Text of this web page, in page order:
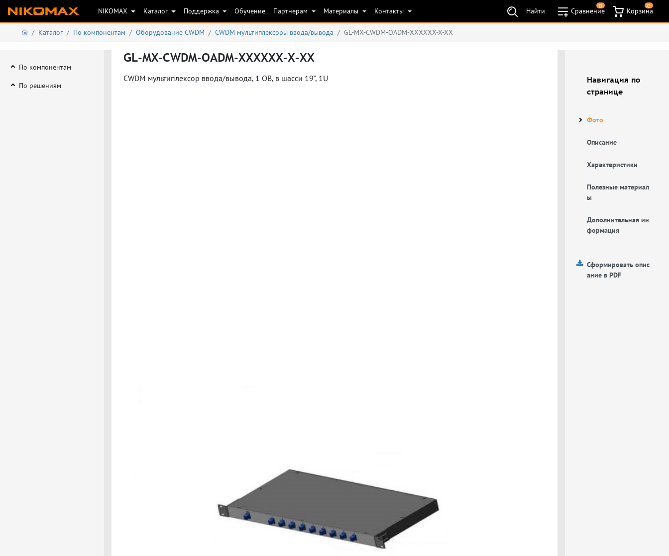
NIKOMAX Каталог Поддержка Обучение Партнерам Материалы Контакты Найти Сравнение
0
Корзина
0
Каталог По компонентам Оборудование CWDM CWDM мультиплексоры ввода/вывода GL-MX-CWDM-OADM-ХХХХХХ-Х-ХХ
По компонентам
По решениям
GL-MX-CWDM-OADM-ХХХХХХ-Х-ХХ
CWDM мультиплексор ввода/вывода, 1 ОВ, в шасси 19", 1U
Навигация по
странице
Фото
Описание
Характеристики
Полезные материал
ы
Дополнительная ин
формация
Сформировать опис
ание в PDF